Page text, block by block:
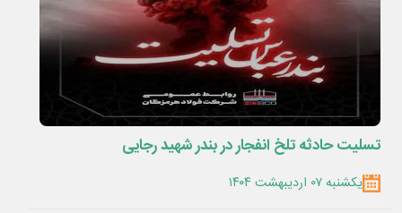
تسلیت حادثه تلخ انفجار در بندر شهید رجایی
یکشنبه ۰۷ اردیبهشت ۱۴۰۴